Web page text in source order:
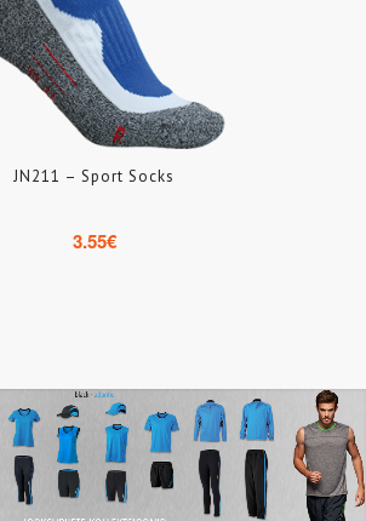
JN211 – Sport Socks
3.55€